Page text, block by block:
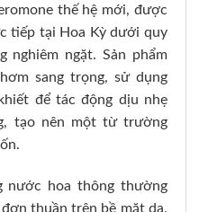
thế hệ mới, được
tiếp tại Hoa Kỳ dưới quy
nghiêm ngặt. Sản phẩm
sang trọng, sử dụng
để tác động dịu nhẹ
tạo nên một từ trường
nước hoa thông thường
thuần trên bề mặt da,